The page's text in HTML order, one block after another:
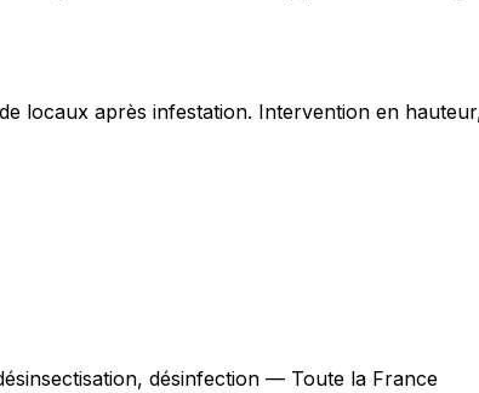
locaux après infestation. Intervention en
désinfection — Toute la France